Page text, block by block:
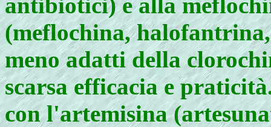
(meflochina,
meno adatti della
scarsa efficacia e
con l'artemisina